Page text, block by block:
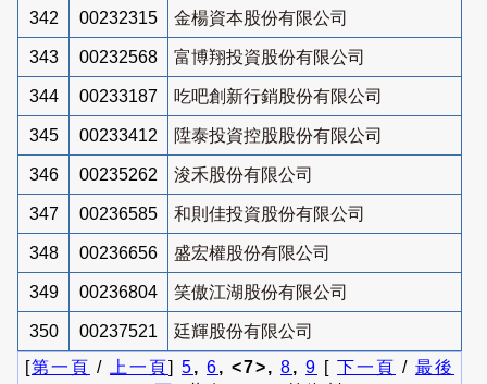
342 00232315 金楊資本股份有限公司
343 00232568 富博翔投資股份有限公司
344 00233187 吃吧創新行銷股份有限公司
345 00233412 陞泰投資控股股份有限公司
346 00235262 浚禾股份有限公司
347 00236585 和則佳投資股份有限公司
348 00236656 盛宏權股份有限公司
349 00236804 笑傲江湖股份有限公司
350 00237521
廷輝股份有限公司
[第一頁 / 上一頁] 5, 6, <7>, 8, 9 [ 下一頁 / 最後